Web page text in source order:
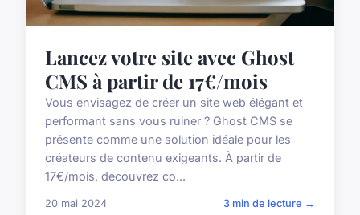
Lancez votre site avec Ghost
CMS à partir de 17€/mois
Vous envisagez de créer un site web élégant et
performant sans vous ruiner ? Ghost CMS se
présente comme une solution idéale pour les
créateurs de contenu exigeants. À partir de
17€/mois, découvrez co...
20 mai 2024 3 min de lecture →